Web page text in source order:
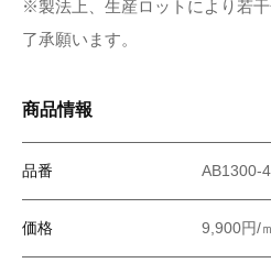
※製法上、生産ロットにより若
了承願います。
商品情報
品番 AB1300-4
価格 9,900円/